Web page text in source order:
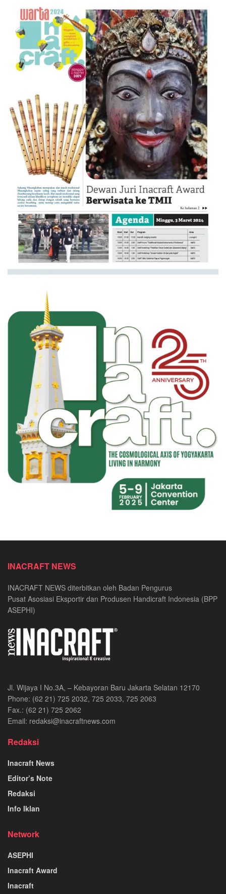
INACRAFT NEWS
INACRAFT NEWS diterbitkan oleh Badan Pengurus
Pusat Asosiasi Eksportir dan Produsen Handicraft Indonesia (BPP
ASEPHI)
Jl. Wijaya I No.3A, – Kebayoran Baru Jakarta Selatan 12170
Phone: (62 21) 725 2032, 725 2033, 725 2063
Fax.: (62 21) 725 2062
Email: redaksi@inacraftnews.com
Redaksi
Inacraft News
Editor’s Note
Redaksi
Info Iklan
Network
ASEPHI
Inacraft Award
Inacraft